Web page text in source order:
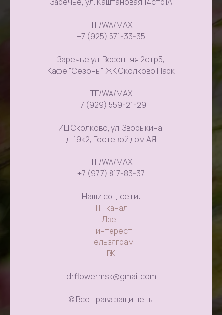
ТГ/WA/MAX
+7 (925) 571-33-35
Заречье ул. Весенняя 2стр5,
Кафе "Сезоны" ЖК Сколково Парк
ТГ/WA/MAX
+7 (929) 559-21-29
ИЦ Сколково, ул. Зворыкина,
д. 19к2, Гостевой дом АЯ
ТГ/WA/MAX
+7 (977) 817-83-37
Наши соц. сети:
ТГ-канал
Дзен
Пинтерест
Нельзяграм
ВК
drflowermsk@gmail.com
© Все права защищены